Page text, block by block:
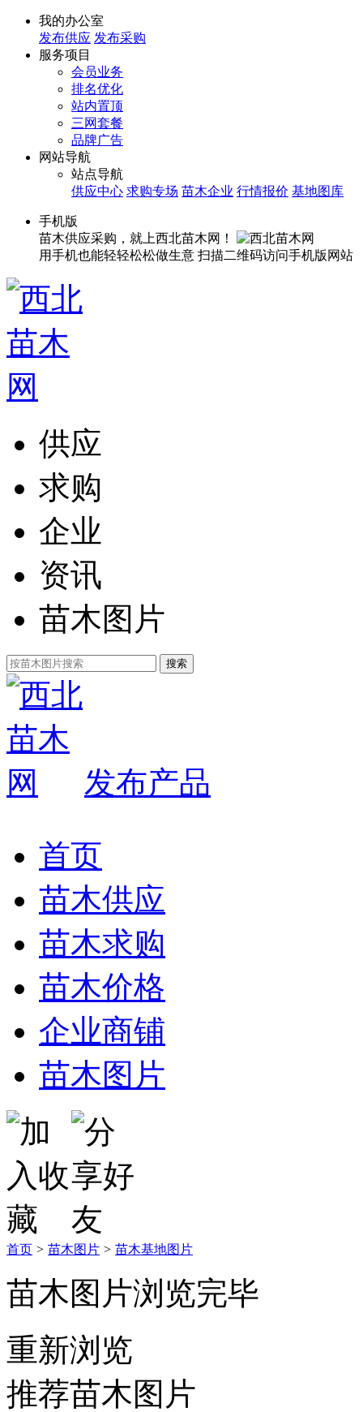
我的办公室
发布供应 发布采购
服务项目
会员业务
排名优化
站内置顶
三网套餐
品牌广告
网站导航
站点导航
供应中心 求购专场 苗木企业 行情报价 基地图库
手机版
苗木供应采购，就上西北苗木网！
用手机也能轻轻松松做生意 扫描二维码访问手机版网站
供应
求购
企业
资讯
苗木图片
发布产品
首页
苗木供应
苗木求购
苗木价格
企业商铺
苗木图片
首页 > 苗木图片 > 苗木基地图片
苗木图片浏览完毕
重新浏览
推荐苗木图片